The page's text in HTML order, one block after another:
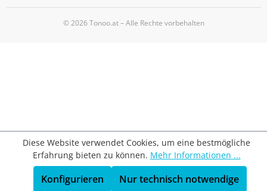
© 2026 Tonoo.at – Alle Rechte vorbehalten
Diese Website verwendet Cookies, um eine bestmögliche
Erfahrung bieten zu können. Mehr Informationen ...
Nur technisch notwendige
Konfigurieren